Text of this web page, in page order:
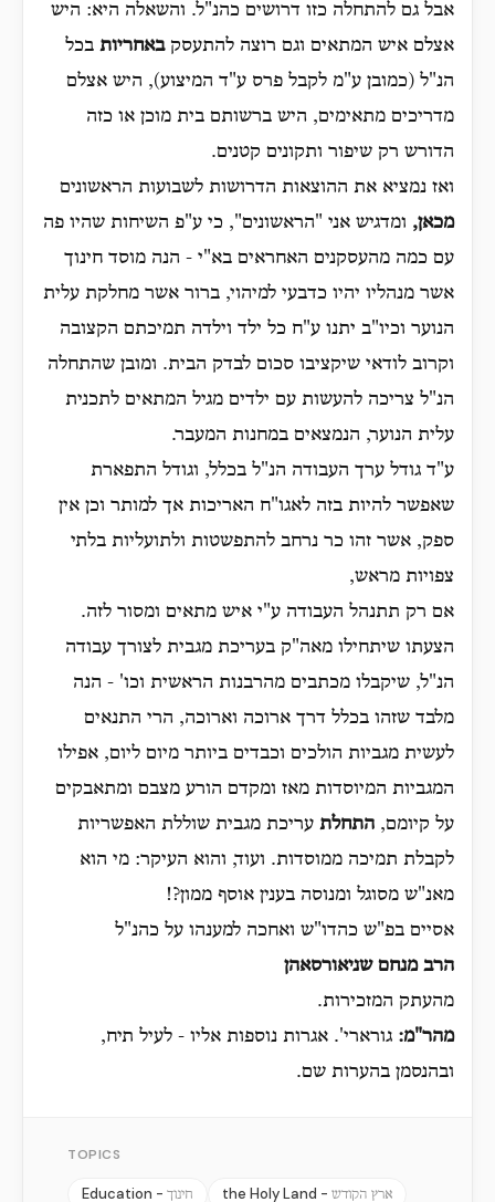
אבל גם להתחלה כזו דרושים כהנ"ל. והשאלה היא: היש
אצלם איש המתאים וגם רוצה להתעסקבאחריות בכל
הנ"ל (כמובן ע"מ לקבל פרס ע"ד המיצוע), היש אצלם
מדריכים מתאימים, היש ברשותם בית מוכן או כזה
הדורש רק שיפור ותקונים קטנים.
ואז נמציא את ההוצאות הדרושות לשבועות הראשונים
מכאן, ומדגיש אני "הראשונים", כי ע"פ השיחות שהיו פה
עם כמה מהעסקנים האחראים בא"י - הנה מוסד חינוך
אשר מנהליו יהיו כדבעי למיהוי, ברור אשר מחלקת עלית
הנוער וכיו"ב יתנו ע"ח כל ילד וילדה תמיכתם הקצובה
וקרוב לודאי שיקציבו סכום לבדק הבית. ומובן שהתחלה
הנ"ל צריכה להעשות עם ילדים מגיל המתאים לתכנית
עלית הנוער, הנמצאים במחנות המעבר.
ע"ד גודל ערך העבודה הנ"ל בכלל, וגודל התפארת
שאפשר להיות בזה לאגו"ח האריכות אך למותר וכן אין
ספק, אשר זהו כר נרחב להתפשטות ולתועליות בלתי
צפויות מראש,
אם רק תתנהל העבודה ע"י איש מתאים ומסור לזה.
הצעתו שיתחילו מאה"ק בעריכת מגבית לצורך עבודה
הנ"ל, שיקבלו מכתבים מהרבנות הראשית וכו' - הנה
מלבד שזהו בכלל דרך ארוכה וארוכה, הרי התנאים
לעשית מגביות הולכים וכבדים ביותר מיום ליום, אפילו
המגביות המיוסדות מאז ומקדם הורע מצבם ומתאבקים
על קיומם, התחלת עריכת מגבית שוללת האפשריות
לקבלת תמיכה ממוסדות. ועוד, והוא העיקר: מי הוא
מאנ"ש מסוגל ומנוסה בענין אוסף ממון?!
אסיים בפ"ש כהדו"ש ואחכה למענהו על כהנ"ל
הרב מנחם שניאורסאהן
מהעתק המזכירות.
מהר"מ: גורארי'. אגרות נוספות אליו - לעיל תיח,
ובהנסמן בהערות שם.
TOPICS
Education - חינוך the Holy Land - ארץ הקודש